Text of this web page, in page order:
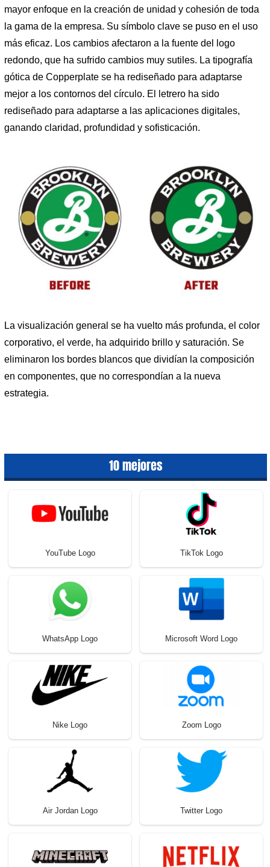
mayor enfoque en la creación de unidad y cohesión de toda
la gama de la empresa. Su símbolo clave se puso en el uso
más eficaz. Los cambios afectaron a la fuente del logo
redondo, que ha sufrido cambios muy sutiles. La tipografía
gótica de Copperplate se ha rediseñado para adaptarse
mejor a los contornos del círculo. El letrero ha sido
rediseñado para adaptarse a las aplicaciones digitales,
ganando claridad, profundidad y sofisticación.
La visualización general se ha vuelto más profunda, el color
corporativo, el verde, ha adquirido brillo y saturación. Se
eliminaron los bordes blancos que dividían la composición
en componentes, que no correspondían a la nueva
estrategia.
10 mejores
YouTube Logo TikTok Logo
WhatsApp Logo Microsoft Word Logo
Nike Logo Zoom Logo
Air Jordan Logo Twitter Logo